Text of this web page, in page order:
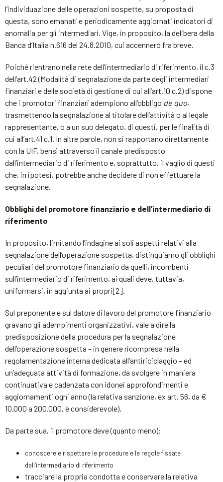
l’individuazione delle operazioni sospette, su proposta di
questa, sono emanati e periodicamente aggiornati indicatori di
anomalia per gli intermediari. Vige, in proposito, la delibera della
Banca d’Italia n.616 del 24.8.2010, cui accennerò fra breve.
Poiché rientrano nella rete dell’intermediario di riferimento, il c.3
dell’art.42 (Modalità di segnalazione da parte degli intermediari
finanziari e delle società di gestione di cui all’art.10 c.2) dispone
che i promotori finanziari adempiono all’obbligo de quo,
trasmettendo la segnalazione al titolare dell’attività o al legale
rappresentante, o a un suo delegato, di questi, per le finalità di
cui all’art.41 c.1. In altre parole, non si rapportano direttamente
con la UIF, bensì attraverso il canale predisposto
dall’intermediario di riferimento e, soprattutto, il vaglio di questi
che, in ipotesi, potrebbe anche decidere di non effettuare la
segnalazione.
Obblighi del promotore finanziario e dell’intermediario di
riferimento
In proposito, limitando l’indagine ai soli aspetti relativi alla
segnalazione dell’operazione sospetta, distinguiamo gli obblighi
peculiari del promotore finanziario da quelli, incombenti
sull’intermediario di riferimento, ai quali deve, tuttavia,
uniformarsi, in aggiunta ai propri[2].
Sul preponente e sul datore di lavoro del promotore finanziario
gravano gli adempimenti organizzativi, vale a dire la
predisposizione della procedura per la segnalazione
dell’operazione sospetta – in genere ricompresa nella
regolamentazione interna dedicata all’antiriciclaggio – ed
un’adeguata attività di formazione, da svolgere in maniera
continuativa e cadenzata con idonei approfondimenti e
aggiornamenti ogni anno (la relativa sanzione, ex art. 56, da €
10.000 a 200.000, è considerevole).
Da parte sua, il promotore deve (quanto meno):
conoscere e rispettare le procedure e le regole fissate
dall’intermediario di riferimento
tracciare la propria condotta e conservare la relativa